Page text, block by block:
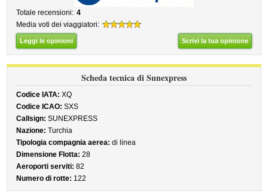
Totale recensioni: 4
Media voti dei viaggiatori:
Leggi le opinioni Scrivi la tua opinione
Scheda tecnica di Sunexpress
Codice IATA: XQ
Codice ICAO: SXS
Callsign: SUNEXPRESS
Nazione: Turchia
Tipologia compagnia aerea: di linea
Dimensione Flotta: 28
Aeroporti serviti: 82
Numero di rotte: 122